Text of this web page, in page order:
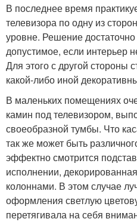
В последнее время
телевизора по одну из
уровне. Решение
допустимое, если интерьер
Для этого с другой стороны
какой-либо иной
В маленьких помещениях
камин под телевизором,
своеобразной тумбы. Что
так же может быть
эффектно смотрится
исполнении,
колоннами. В этом случае
оформления светлую
перетягивала на себя